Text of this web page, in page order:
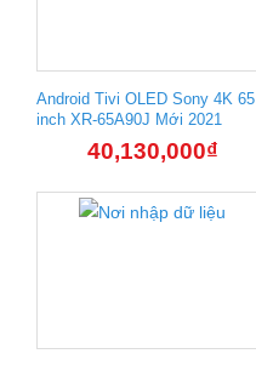
Android Tivi OLED Sony 4K 65
inch XR-65A90J Mới 2021
40,130,000₫